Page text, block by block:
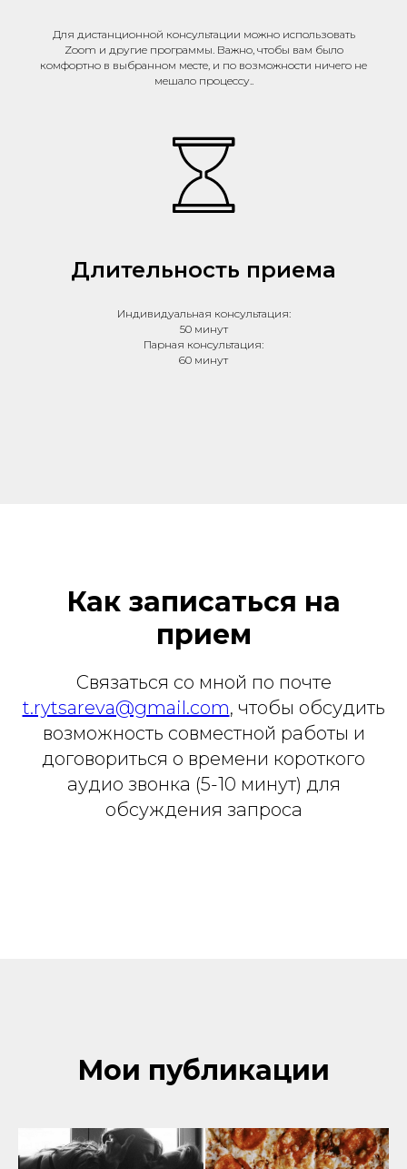
Для дистанционной консультации можно использовать
Zoom и другие программы. Важно, чтобы вам было
комфортно в выбранном месте, и по возможности ничего не
мешало процессу..
Длительность приема
Индивидуальная консультация:
50 минут
Парная консультация:
60 минут
Как записаться на
прием
Связаться со мной по почте
t.rytsareva@gmail.com, чтобы обсудить
возможность совместной работы и
договориться о времени короткого
аудио звонка (5-10 минут) для
обсуждения запроса
Мои публикации